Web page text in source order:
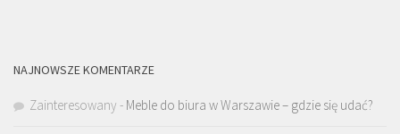
NAJNOWSZE KOMENTARZE
Zainteresowany - Meble do biura w Warszawie – gdzie się udać?